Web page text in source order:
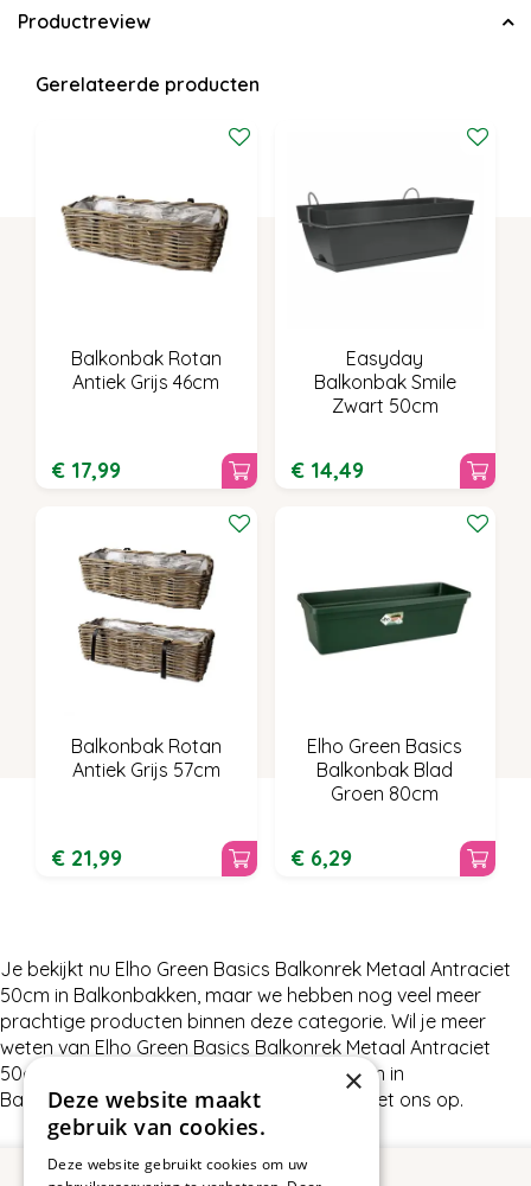
Productreview
Gerelateerde producten
Balkonbak Rotan
Antiek Grijs 46cm
€ 17,99
Easyday
Balkonbak Smile
Zwart 50cm
€ 14,49
Balkonbak Rotan
Antiek Grijs 57cm
€ 21,99
Elho Green Basics
Balkonbak Blad
Groen 80cm
€ 6,29
Je bekijkt nu Elho Green Basics Balkonrek Metaal Antraciet
50cm in Balkonbakken, maar we hebben nog veel meer
prachtige producten binnen deze categorie. Wil je meer
weten van Elho Green Basics Balkonrek Metaal Antraciet
50cm of wat wij nog meer te bieden hebben in
Balkonbakken, neem dan gerust contact met ons op.
×
Deze website maakt
gebruik van cookies.
Deze website gebruikt cookies om uw